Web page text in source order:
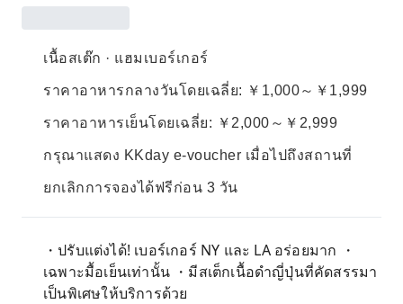
เนื้อสเต๊ก · แฮมเบอร์เกอร์
ราคาอาหารกลางวันโดยเฉลี่ย: ￥1,000～￥1,999
ราคาอาหารเย็นโดยเฉลี่ย: ￥2,000～￥2,999
กรุณาแสดง KKday e-voucher เมื่อไปถึงสถานที่
ยกเลิกการจองได้ฟรีก่อน 3 วัน
・ปรับแต่งได้! เบอร์เกอร์ NY และ LA อร่อยมาก ・
เฉพาะมื้อเย็นเท่านั้น ・มีสเต็กเนื้อดำญี่ปุ่นที่คัดสรรมา
เป็นพิเศษให้บริการด้วย